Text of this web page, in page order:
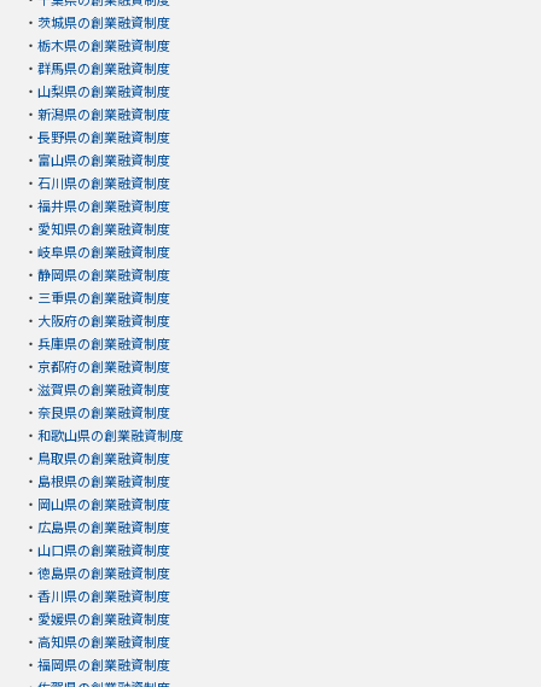
・ 茨城県の創業融資制度
・ 栃木県の創業融資制度
・ 群馬県の創業融資制度
・ 山梨県の創業融資制度
・ 新潟県の創業融資制度
・ 長野県の創業融資制度
・ 富山県の創業融資制度
・ 石川県の創業融資制度
・ 福井県の創業融資制度
・ 愛知県の創業融資制度
・ 岐阜県の創業融資制度
・ 静岡県の創業融資制度
・ 三重県の創業融資制度
・ 大阪府の創業融資制度
・ 兵庫県の創業融資制度
・ 京都府の創業融資制度
・ 滋賀県の創業融資制度
・ 奈良県の創業融資制度
・ 和歌山県の創業融資制度
・ 鳥取県の創業融資制度
・ 島根県の創業融資制度
・ 岡山県の創業融資制度
・ 広島県の創業融資制度
・ 山口県の創業融資制度
・ 徳島県の創業融資制度
・ 香川県の創業融資制度
・ 愛媛県の創業融資制度
・ 高知県の創業融資制度
・ 福岡県の創業融資制度